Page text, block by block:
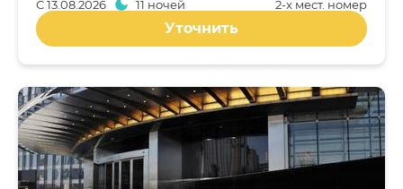
2-x мест. номер
С13.08.2026 11 ночей
Уточнить